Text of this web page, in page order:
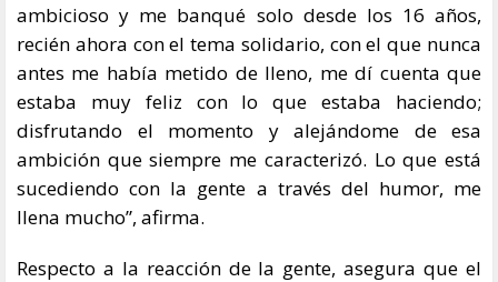
ambicioso y me banqué solo desde los 16 años,
recién ahora con el tema solidario, con el que nunca
antes me había metido de lleno, me dí cuenta que
estaba muy feliz con lo que estaba haciendo;
disfrutando el momento y alejándome de esa
ambición que siempre me caracterizó. Lo que está
sucediendo con la gente a través del humor, me
llena mucho”, afirma.
Respecto a la reacción de la gente, asegura que el